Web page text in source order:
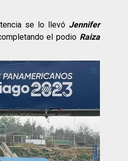
se lo llevó Jennifer
el podio Raiza